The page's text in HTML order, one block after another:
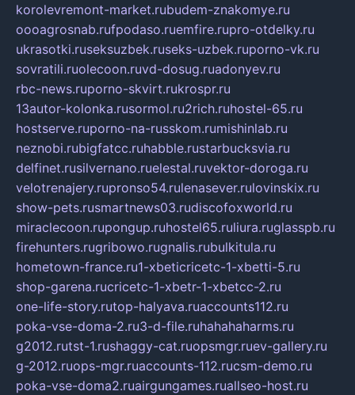
korolevremont-market.rubudem-znakomye.ru
oooagrosnab.rufpodaso.ruemfire.rupro-otdelky.ru
ukrasotki.ruseksuzbek.ruseks-uzbek.ruporno-vk.ru
sovratili.ruolecoon.ruvd-dosug.ruadonyev.ru
rbc-news.ruporno-skvirt.rukrospr.ru
13autor-kolonka.rusormol.ru2rich.ruhostel-65.ru
hostserve.ruporno-na-russkom.rumishinlab.ru
neznobi.rubigfatcc.ruhabble.rustarbucksvia.ru
delfinet.rusilvernano.ruelestal.ruvektor-doroga.ru
velotrenajery.rupronso54.rulenasever.rulovinskix.ru
show-pets.rusmartnews03.rudiscofoxworld.ru
miraclecoon.rupongup.ruhostel65.ruliura.ruglasspb.ru
firehunters.rugribowo.rugnalis.rubulkitula.ru
hometown-france.ru1-xbeticricetc-1-xbetti-5.ru
shop-garena.rucricetc-1-xbetr-1-xbetcc-2.ru
one-life-story.rutop-halyava.ruaccounts112.ru
poka-vse-doma-2.ru3-d-file.ruhahahaharms.ru
g2012.rutst-1.rushaggy-cat.ruopsmgr.ruev-gallery.ru
g-2012.ruops-mgr.ruaccounts-112.rucsm-demo.ru
poka-vse-doma2.ruairgungames.ruallseo-host.ru